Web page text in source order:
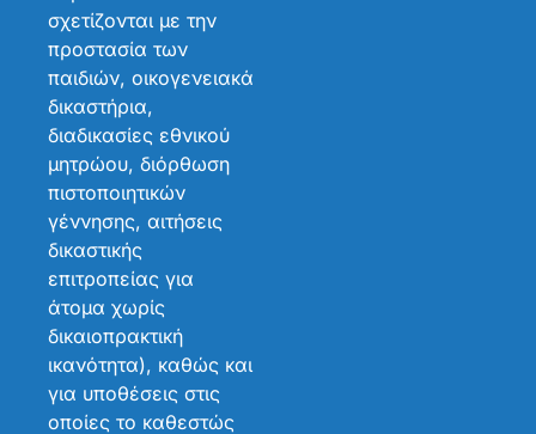
σχετίζονται με την
προστασία των
παιδιών, οικογενειακά
δικαστήρια,
διαδικασίες εθνικού
μητρώου, διόρθωση
πιστοποιητικών
γέννησης, αιτήσεις
δικαστικής
επιτροπείας για
άτομα χωρίς
δικαιοπρακτική
ικανότητα), καθώς και
για υποθέσεις στις
οποίες το καθεστώς